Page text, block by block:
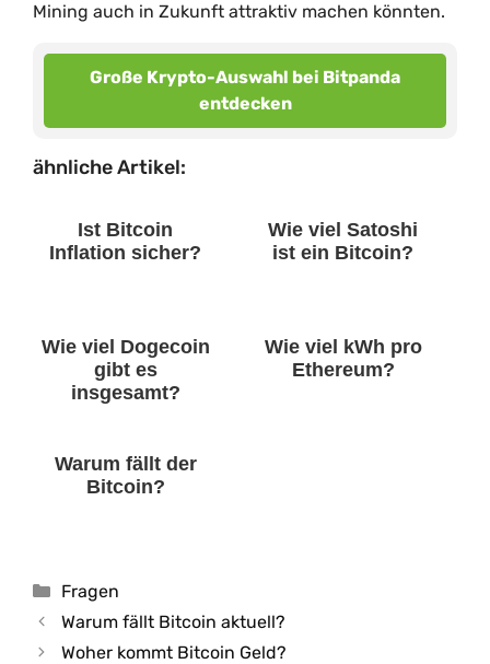
Mining auch in Zukunft attraktiv machen könnten.
Große Krypto-Auswahl bei Bitpanda
entdecken
ähnliche Artikel:
Ist Bitcoin
Inflation sicher?
Wie viel Satoshi
ist ein Bitcoin?
Wie viel Dogecoin
gibt es
insgesamt?
Wie viel kWh pro
Ethereum?
Warum fällt der
Bitcoin?
Kategorien
Fragen
Warum fällt Bitcoin aktuell?
Woher kommt Bitcoin Geld?